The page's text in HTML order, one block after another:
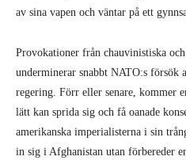
av sina vapen och väntar på ett
Provokationer från chauvinistiska
underminerar snabbt NATO:s försök
regering. Förr eller senare, kommer
lätt kan sprida sig och få oanade
amerikanska imperialisterna i sin
in sig i Afghanistan utan förbereder